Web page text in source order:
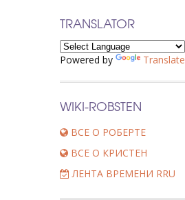
TRANSLATOR
Powered by Translate
WIKI-ROBSTEN
ВСЕ О РОБЕРТЕ
ВСЕ О КРИСТЕН
ЛЕНТА ВРЕМЕНИ RRU